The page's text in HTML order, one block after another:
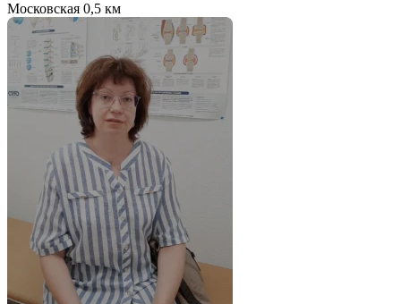
Московская 0,5 км